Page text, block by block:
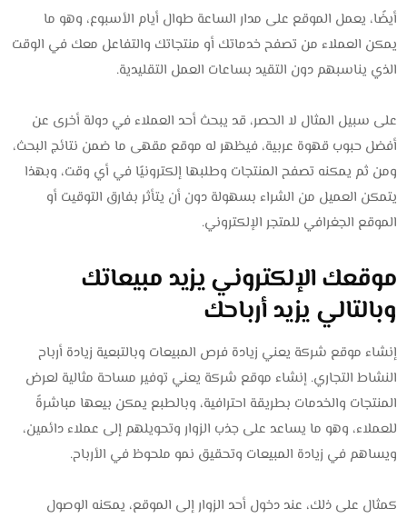
أيضًا، يعمل الموقع على مدار الساعة طوال أيام الأسبوع، وهو ما
يمكن العملاء من تصفح خدماتك أو منتجاتك والتفاعل معك في الوقت
الذي يناسبهم دون التقيد بساعات العمل التقليدية.
على سبيل المثال لا الحصر، قد يبحث أحد العملاء في دولة أخرى عن
أفضل حبوب قهوة عربية، فيظهر له موقع مقهى ما ضمن نتائج البحث،
ومن ثم يمكنه تصفح المنتجات وطلبها إلكترونيًا في أي وقت، وبهذا
يتمكن العميل من الشراء بسهولة دون أن يتأثر بفارق التوقيت أو
الموقع الجغرافي للمتجر الإلكتروني.
موقعك الإلكتروني يزيد مبيعاتك
وبالتالي يزيد أرباحك
إنشاء موقع شركة يعني زيادة فرص المبيعات وبالتبعية زيادة أرباح
النشاط التجاري. إنشاء موقع شركة يعني توفير مساحة مثالية لعرض
المنتجات والخدمات بطريقة احترافية، وبالطبع يمكن بيعها مباشرةً
للعملاء، وهو ما يساعد على جذب الزوار وتحويلهم إلى عملاء دائمين،
ويساهم في زيادة المبيعات وتحقيق نمو ملحوظ في الأرباح.
كمثال على ذلك، عند دخول أحد الزوار إلى الموقع، يمكنه الوصول